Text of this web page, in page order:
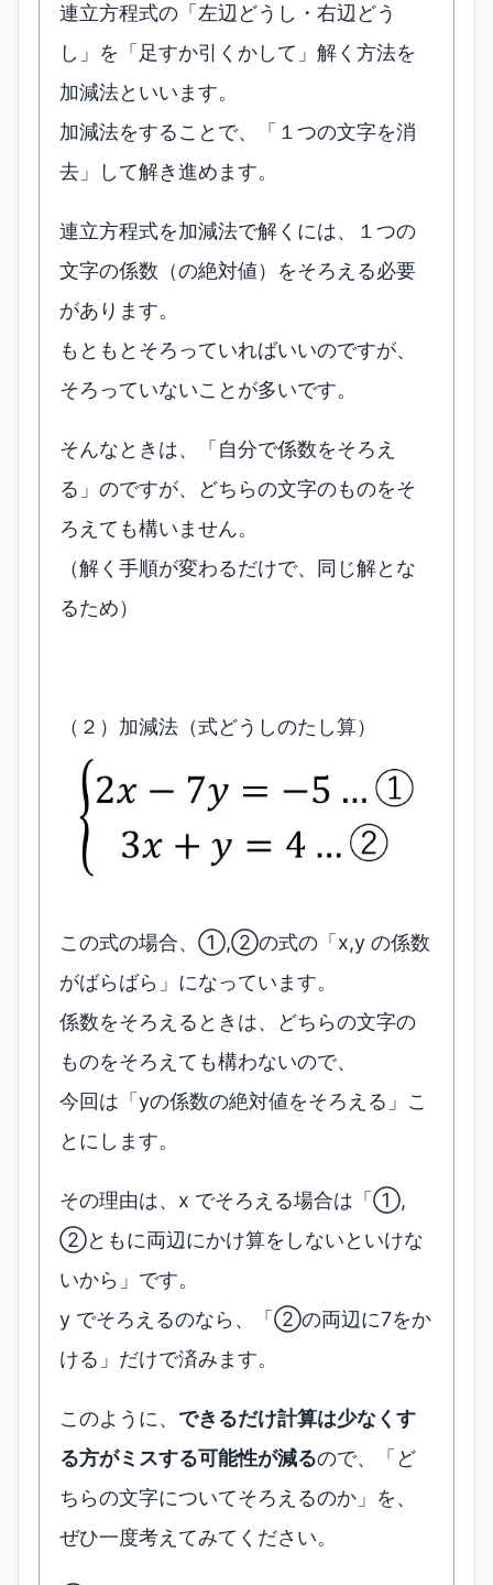
連立方程式の「左辺どうし・右辺どう
し」を「足すか引くかして」解く方法を
加減法といいます。
加減法をすることで、「１つの文字を消
去」して解き進めます。
連立方程式を加減法で解くには、１つの
文字の係数（の絶対値）をそろえる必要
があります。
もともとそろっていればいいのですが、
そろっていないことが多いです。
そんなときは、「自分で係数をそろえ
る」のですが、どちらの文字のものをそ
ろえても構いません。
（解く手順が変わるだけで、同じ解とな
るため）
（２）加減法（式どうしのたし算）
この式の場合、①,②の式の「x,y の係数
がばらばら」になっています。
係数をそろえるときは、どちらの文字の
ものをそろえても構わないので、
今回は「yの係数の絶対値をそろえる」こ
とにします。
その理由は、x でそろえる場合は「①,
②ともに両辺にかけ算をしないといけな
いから」です。
y でそろえるのなら、「②の両辺に7をか
ける」だけで済みます。
このように、 できるだけ計算は少なくす
る方がミスする可能性が減るので、「ど
ちらの文字についてそろえるのか」を、
ぜひ一度考えてみてください。